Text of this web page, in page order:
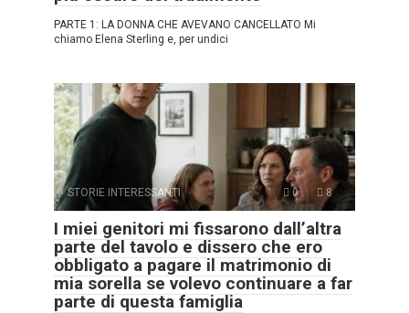
PARTE 1: LA DONNA CHE AVEVANO CANCELLATO Mi
chiamo Elena Sterling e, per undici
STORIE INTERESSANTI 0 8
I miei genitori mi fissarono dall’altra
parte del tavolo e dissero che ero
obbligato a pagare il matrimonio di
mia sorella se volevo continuare a far
parte di questa famiglia